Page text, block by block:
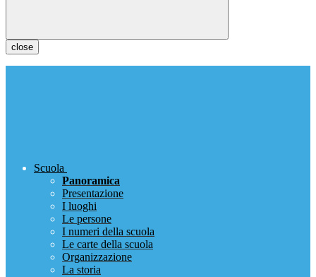
close
Scuola
Panoramica
Presentazione
I luoghi
Le persone
I numeri della scuola
Le carte della scuola
Organizzazione
La storia